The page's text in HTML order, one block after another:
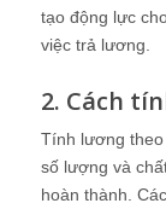
tạo động lực
việc trả lương.
2. Cách
Tính lương
số lượng và
hoàn thành.